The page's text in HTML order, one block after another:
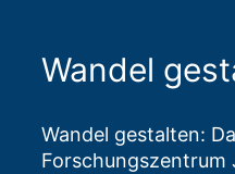
Wandel
Wandel gestalten:
Forschungszentrum